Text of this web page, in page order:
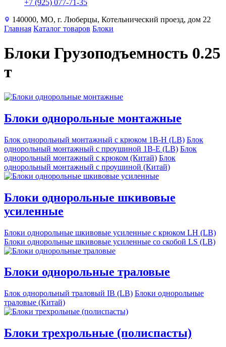
+7 (925) 077-71-35
140000, МО, г. Люберцы, Котельнический проезд, дом 22
Главная Каталог товаров Блоки
Блоки Грузоподъемность 0.25
т
Блоки однорольные монтажные
Блок однорольный монтажный с крюком 1B-H (LB) Блок
однорольный монтажный с проушиной 1B-E (LB) Блок
однорольный монтажный с крюком (Китай) Блок
однорольный монтажный с проушиной (Китай)
Блоки однорольные шкивовые
усиленные
Блоки однорольные шкивовые усиленные с крюком LH (LB)
Блоки однорольные шкивовые усиленные со скобой LS (LB)
Блоки однорольные траловые
Блок однорольный траловый IB (LB) Блоки однорольные
траловые (Китай)
Блоки трехрольные (полиспасты)